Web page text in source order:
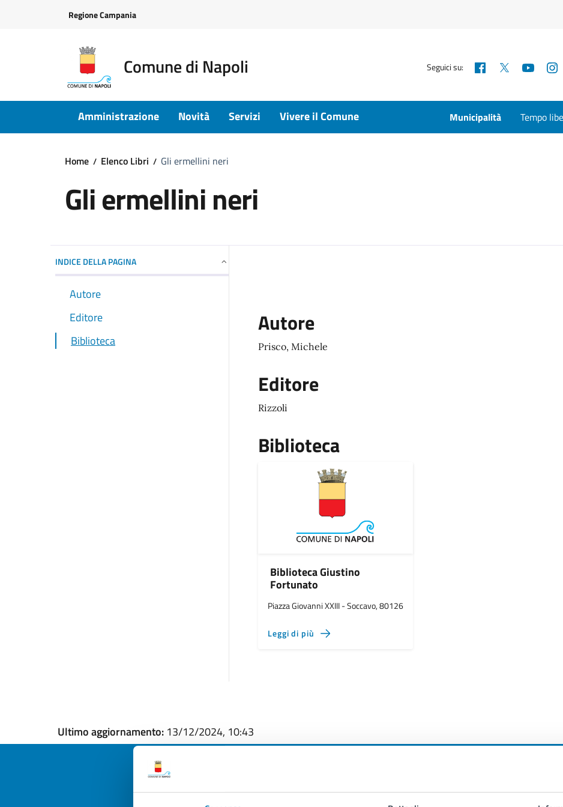
Regione Campania
Comune di Napoli Seguici su: Facebook
Amministrazione Novità Servizi Vivere il Comune Municipalità Tempo
Home Elenco Libri Gli ermellini neri
Gli ermellini neri
INDICE DELLA PAGINA
Autore
Editore
Biblioteca
Autore
Prisco, Michele
Editore
Rizzoli
Biblioteca
Biblioteca Giustino
Fortunato
Piazza Giovanni XXIII - Soccavo, 80126
Leggi di più
Ultimo aggiornamento: 13/12/2024, 10:43